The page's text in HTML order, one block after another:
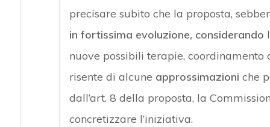
precisare subito che la proposta,
in fortissima evoluzione, considerando
nuove possibili terapie,
risente di alcune approssimazioni che
dall’art. 8 della proposta, la
concretizzare l’iniziativa.